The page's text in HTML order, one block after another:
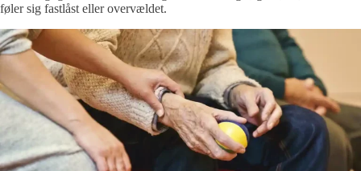
føler sig fastlåst eller overvældet.